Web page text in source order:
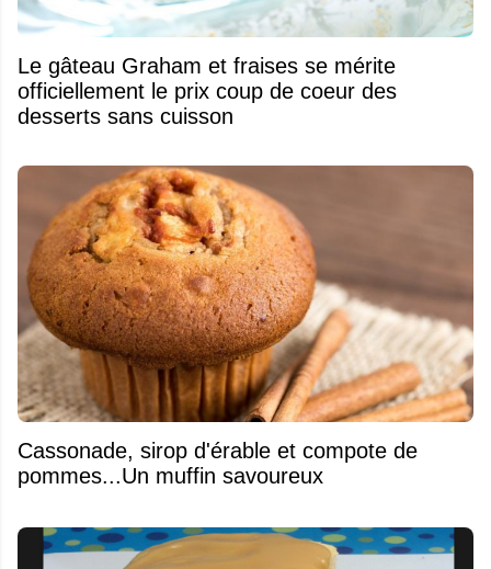
Le gâteau Graham et fraises se mérite
officiellement le prix coup de coeur des
desserts sans cuisson
​Cassonade, sirop d'érable et compote de
pommes...Un muffin savoureux